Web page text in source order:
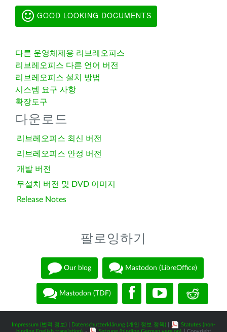
GOOD LOOKING DOCUMENTS
다른 운영체제용 리브레오피스
리브레오피스 다른 언어 버전
리브레오피스 설치 방법
시스템 요구 사항
확장도구
다운로드
리브레오피스 최신 버전
리브레오피스 안정 버전
개발 버전
무설치 버전 및 DVD 이미지
Release Notes
팔로잉하기
Our blog Mastodon (LibreOffice)
Mastodon (TDF)
Impressum (법적 정보) Datenschutzerklärung (개인 정보 정책)
Statutes (non-